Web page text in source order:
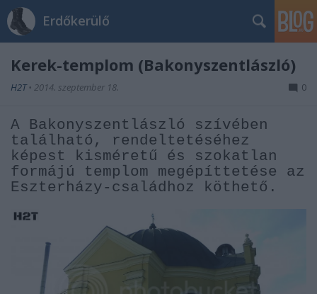
Erdőkerülő
Kerek-templom (Bakonyszentlászló)
H2T• 2014. szeptember 18. 0
A Bakonyszentlászló szívében
található, rendeltetéséhez
képest kisméretű és szokatlan
formájú templom megépíttetése az
Eszterházy-családhoz köthető.